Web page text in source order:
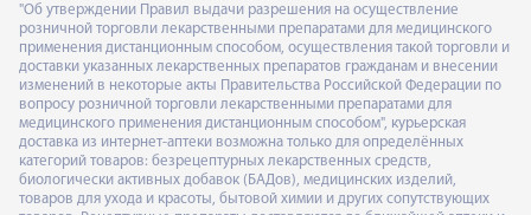
"Об утверждении Правил выдачи разрешения на осуществление
розничной торговли лекарственными препаратами для медицинского
применения дистанционным способом, осуществления такой торговли и
доставки указанных лекарственных препаратов гражданам и внесении
изменений в некоторые акты Правительства Российской Федерации по
вопросу розничной торговли лекарственными препаратами для
медицинского применения дистанционным способом", курьерская
доставка из интернет-аптеки возможна только для определённых
категорий товаров: безрецептурных лекарственных средств,
биологически активных добавок (БАДов), медицинских изделий,
товаров для ухода и красоты, бытовой химии и других сопутствующих